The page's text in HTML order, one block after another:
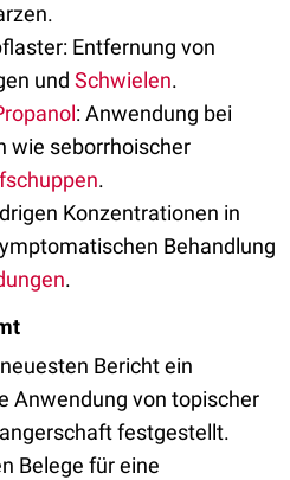
Entfernung von
und Schwielen.
: Anwendung bei
wie seborrhoischer
.
Konzentrationen in
Behandlung
.
Bericht ein
Anwendung von topischer
festgestellt.
Belege für eine